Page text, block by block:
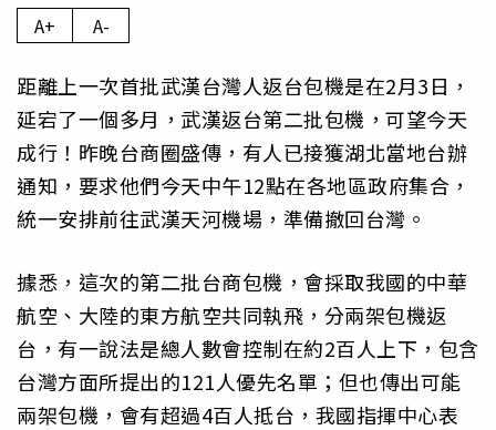
A+ A-
距離上一次首批武漢台灣人返台包機是在2月3日，
延宕了一個多月，武漢返台第二批包機，可望今天
成行！昨晚台商圈盛傳，有人已接獲湖北當地台辦
通知，要求他們今天中午12點在各地區政府集合，
統一安排前往武漢天河機場，準備撤回台灣。
據悉，這次的第二批台商包機，會採取我國的中華
航空、大陸的東方航空共同執飛，分兩架包機返
台，有一說法是總人數會控制在約2百人上下，包含
台灣方面所提出的121人優先名單；但也傳出可能
兩架包機，會有超過4百人抵台，我國指揮中心表